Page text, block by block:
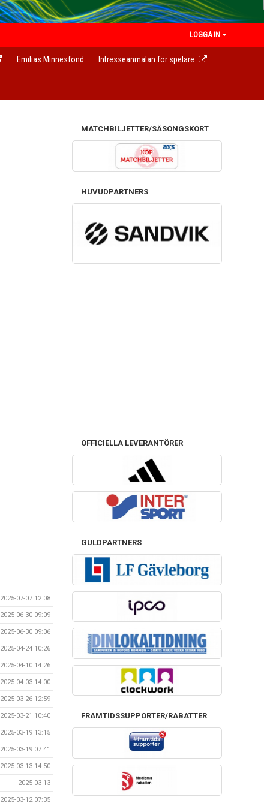
LOGGA IN
Emilias Minnesfond Intresseanmälan för spelare
2025-07-07 12:08
2025-06-30 09:09
2025-06-30 09:06
2025-04-24 10:26
2025-04-10 14:26
2025-04-03 14:00
2025-03-26 12:59
2025-03-21 10:40
2025-03-19 13:15
2025-03-19 07:41
2025-03-13 14:50
2025-03-13
2025-03-12 07:35
MATCHBILJETTER/SÄSONGSKORT
HUVUDPARTNERS
OFFICIELLA LEVERANTÖRER
GULDPARTNERS
FRAMTIDSSUPPORTER/RABATTER